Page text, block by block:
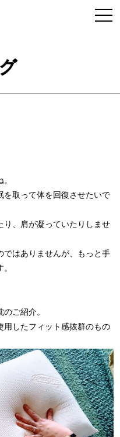
を取って体を回復させたいで
り、肩が凝っていたりしませ
ではありませんが、もっと手
ご紹介。
用したフィット感抜群のもの